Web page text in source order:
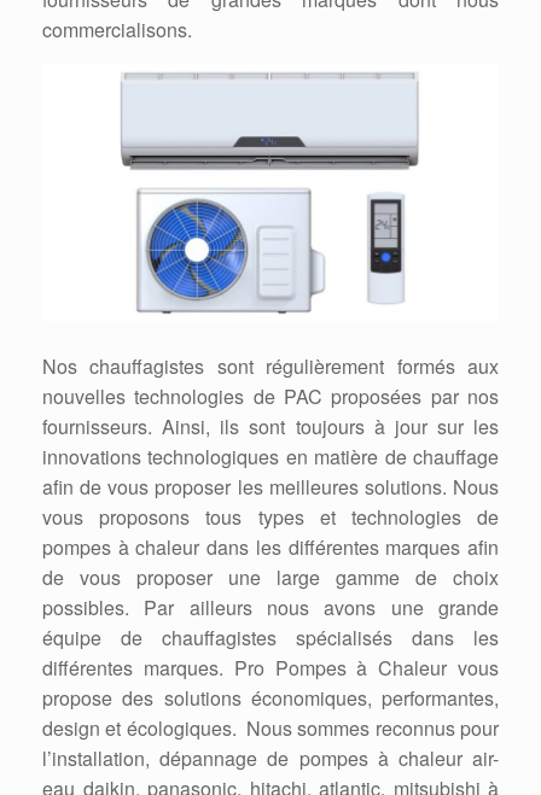
commercialisons.
Nos chauffagistes sont régulièrement formés aux
nouvelles technologies de PAC proposées par nos
fournisseurs. Ainsi, ils sont toujours à jour sur les
innovations technologiques en matière de chauffage
afin de vous proposer les meilleures solutions. Nous
vous proposons tous types et technologies de
pompes à chaleur dans les différentes marques afin
de vous proposer une large gamme de choix
possibles. Par ailleurs nous avons une grande
équipe de chauffagistes spécialisés dans les
différentes marques. Pro Pompes à Chaleur vous
propose des solutions économiques, performantes,
design et écologiques. Nous sommes reconnus pour
l’installation, dépannage de pompes à chaleur air-
eau daikin, panasonic, hitachi, atlantic, mitsubishi à